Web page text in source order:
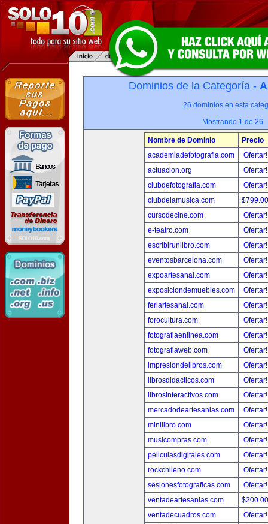
Dominios de la Categoría -
26 dominios en esta
Mostrando 1 de 26
Nombre de Dominio
Precio
academiadefotografia.com
actuacion.org
clubdefotografia.com
clubdelamusica.com
cursodecine.com
e-teatro.com
escribirunlibro.com
eventosbarcelona.com
expoartesanal.com
exposiciondemuebles.com
feriartesanal.com
forocultura.com
fotografiaenlinea.com
fotografiaweb.com
impresiondelibros.com
librosdidacticos.com
librosinteractivos.com
mercadodeartesanias.com
minilibro.com
musicompras.com
peliculasdigitales.com
rockchileno.com
sesionesfotograficas.com
ventadeartesanias.com
ventadecuadros.com